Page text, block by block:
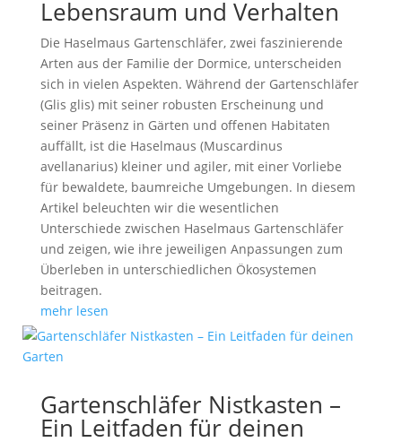
Lebensraum und Verhalten
Die Haselmaus Gartenschläfer, zwei faszinierende
Arten aus der Familie der Dormice, unterscheiden
sich in vielen Aspekten. Während der Gartenschläfer
(Glis glis) mit seiner robusten Erscheinung und
seiner Präsenz in Gärten und offenen Habitaten
auffällt, ist die Haselmaus (Muscardinus
avellanarius) kleiner und agiler, mit einer Vorliebe
für bewaldete, baumreiche Umgebungen. In diesem
Artikel beleuchten wir die wesentlichen
Unterschiede zwischen Haselmaus Gartenschläfer
und zeigen, wie ihre jeweiligen Anpassungen zum
Überleben in unterschiedlichen Ökosystemen
beitragen.
mehr lesen
Gartenschläfer Nistkasten –
Ein Leitfaden für deinen